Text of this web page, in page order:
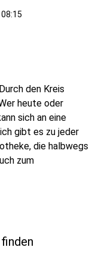
den Kreis
heute oder
sich an eine
gibt es zu jeder
die halbwegs
zum